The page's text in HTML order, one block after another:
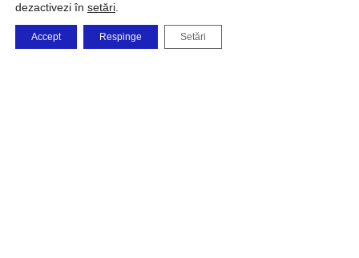
dezactivezi în setări
Accept Respinge Setări